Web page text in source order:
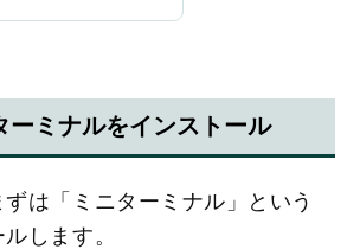
ーミナルをインストール
は「ミニターミナル」という
します。